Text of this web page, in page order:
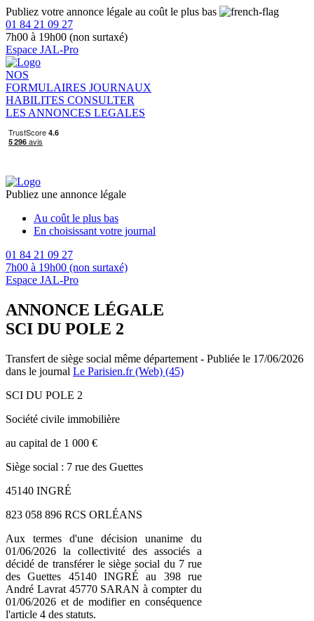
Publiez votre annonce légale au coût le plus bas
01 84 21 09 27
7h00 à 19h00 (non surtaxé)
Espace JAL-Pro
NOS
FORMULAIRES JOURNAUX
HABILITES CONSULTER
LES ANNONCES LEGALES
Publiez une annonce légale
Au coût le plus bas
En choisissant votre journal
01 84 21 09 27
7h00 à 19h00 (non surtaxé)
Espace JAL-Pro
ANNONCE LÉGALE
SCI DU POLE 2
Transfert de siège social même département - Publiée le 17/06/2026
dans le journal Le Parisien.fr (Web) (45)
SCI DU POLE 2
Société civile immobilière
au capital de 1 000 €
Siège social : 7 rue des Guettes
45140 INGRÉ
823 058 896 RCS ORLÉANS
Aux termes d'une décision unanime du
01/06/2026 la collectivité des associés a
décidé de transférer le siège social du 7 rue
des Guettes 45140 INGRÉ au 398 rue
André Lavrat 45770 SARAN à compter du
01/06/2026 et de modifier en conséquence
l'article 4 des statuts.